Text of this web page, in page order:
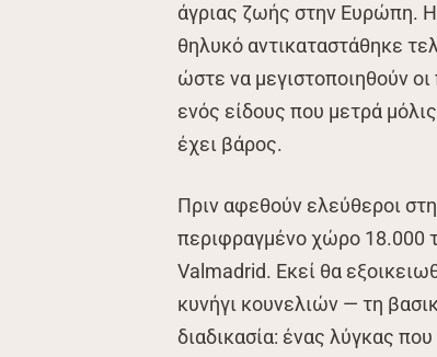
άγριας ζωής στην Ευρώπη. Η
θηλυκό αντικαταστάθηκε
ώστε να μεγιστοποιηθούν
ενός είδους που μετρά
έχει βάρος.
Πριν αφεθούν ελεύθεροι
περιφραγμένο χώρο 18.000
Valmadrid. Εκεί θα
κυνήγι κουνελιών — τη
διαδικασία: ένας λύγκας